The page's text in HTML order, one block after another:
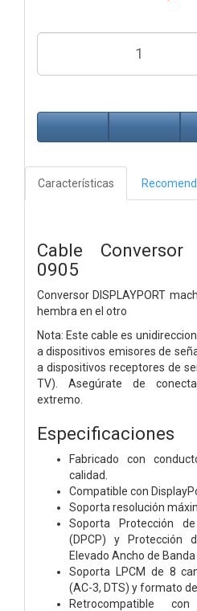
Características
Cable
0905
Conversor DISPLAYPORT
hembra en el otro
Nota: Este cable es
a dispositivos emisores de
a dispositivos receptores de
TV). Asegúrate de
extremo.
Especificaciones
Fabricado con
calidad.
Compatible con
Soporta resolución
Soporta Protección
(DPCP) y Protección
Elevado Ancho de Banda
Soporta LPCM de 8
(AC-3, DTS) y formato
Retrocompatible